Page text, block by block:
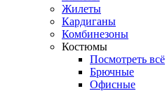
Жилеты
Кардиганы
Комбинезоны
Костюмы
Посмотреть всё
Брючные
Офисные